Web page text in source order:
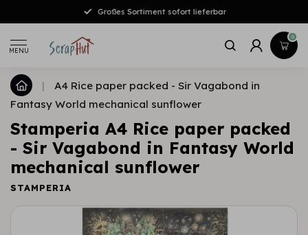
Großes Sortiment sofort lieferbar
MENU
0
|
A4 Rice paper packed - Sir Vagabond in
Fantasy World mechanical sunflower
Stamperia A4 Rice paper packed
- Sir Vagabond in Fantasy World
mechanical sunflower
STAMPERIA